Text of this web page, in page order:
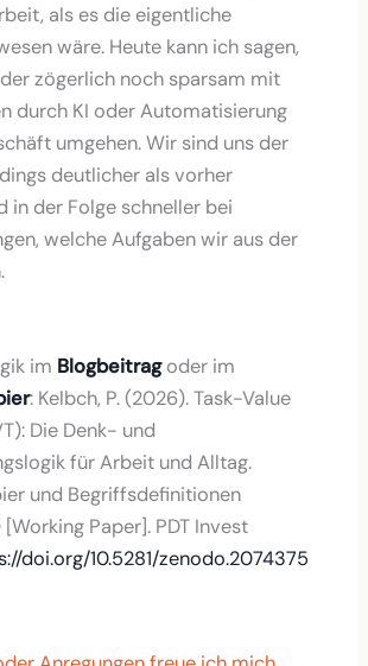
als es die eigentliche
wäre. Heute kann ich sagen,
zögerlich noch sparsam mit
durch KI oder Automatisierung
umgehen. Wir sind uns der
deutlicher als vorher
in der Folge schneller bei
welche Aufgaben wir aus der
im Blogbeitragoder im
: Kelbch, P. (2026). Task-Value
Die Denk- und
für Arbeit und Alltag.
und Begriffsdefinitionen
[Working Paper]. PDT Invest
doi.org/10.5281/zenodo.2074375